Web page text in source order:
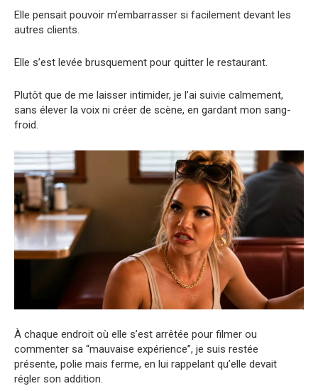
Elle pensait pouvoir m’embarrasser si facilement devant les
autres clients.
Elle s’est levée brusquement pour quitter le restaurant.
Plutôt que de me laisser intimider, je l’ai suivie calmement,
sans élever la voix ni créer de scène, en gardant mon sang-
froid.
À chaque endroit où elle s’est arrêtée pour filmer ou
commenter sa “mauvaise expérience”, je suis restée
présente, polie mais ferme, en lui rappelant qu’elle devait
régler son addition.